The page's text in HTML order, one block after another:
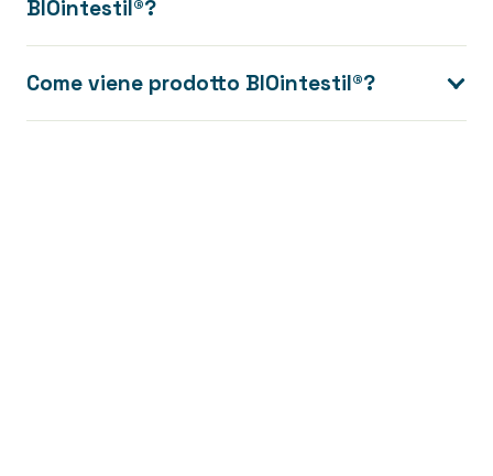
BIOintestil®?
Come viene prodotto BIOintestil®?